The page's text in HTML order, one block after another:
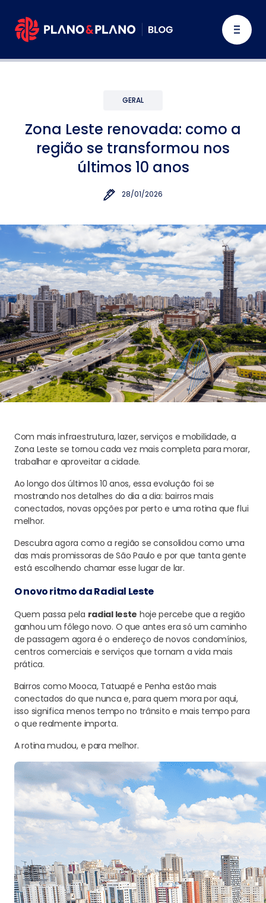
GERAL
Zona Leste renovada: como a
região se transformou nos
últimos 10 anos
28/01/2026
Com mais infraestrutura, lazer, serviços e mobilidade, a
Zona Leste se tornou cada vez mais completa para morar,
trabalhar e aproveitar a cidade.
Ao longo dos últimos 10 anos, essa evolução foi se
mostrando nos detalhes do dia a dia: bairros mais
conectados, novas opções por perto e uma rotina que flui
melhor.
Descubra agora como a região se consolidou como uma
das mais promissoras de São Paulo e por que tanta gente
está escolhendo chamar esse lugar de lar.
O novo ritmo da Radial Leste
Quem passa pela radial leste hoje percebe que a região
ganhou um fôlego novo. O que antes era só um caminho
de passagem agora é o endereço de novos condomínios,
centros comerciais e serviços que tornam a vida mais
prática.
Bairros como Mooca, Tatuapé e Penha estão mais
conectados do que nunca e, para quem mora por aqui,
isso significa menos tempo no trânsito e mais tempo para
o que realmente importa.
A rotina mudou, e para melhor.